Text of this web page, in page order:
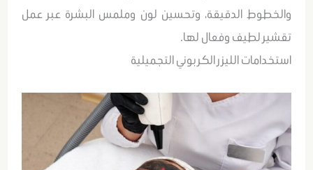
والخطوط الدقيقة، وتحسين لون وملمس البشرة عبر عمل
تقشير لطيف وفعال لها.
استخدامات الليزر الكربوني التجميلية